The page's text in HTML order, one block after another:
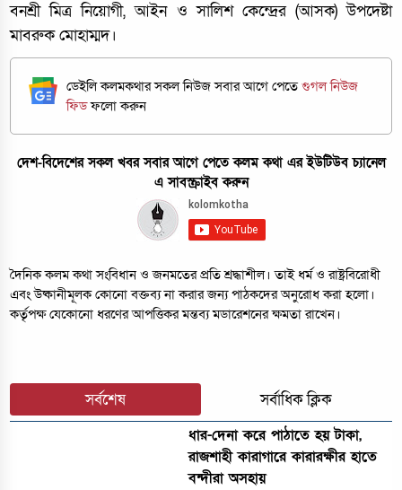
বনশ্রী মিত্র নিয়োগী, আইন ও সালিশ কেন্দ্রের (আসক) উপদেষ্টা
মাবরুক মোহাম্মদ।
ডেইলি কলমকথার সকল নিউজ সবার আগে পেতেগুগল নিউজ
ফিডফলো করুন
দেশ-বিদেশের সকল খবর সবার আগে পেতে কলম কথা এর ইউটিউব চ্যানেল
এ সাবস্ক্রাইব করুন
দৈনিক কলম কথা সংবিধান ও জনমতের প্রতি শ্রদ্ধাশীল। তাই ধর্ম ও রাষ্ট্রবিরোধী
এবং উষ্কানীমূলক কোনো বক্তব্য না করার জন্য পাঠকদের অনুরোধ করা হলো।
কর্তৃপক্ষ যেকোনো ধরণের আপত্তিকর মন্তব্য মডারেশনের ক্ষমতা রাখেন।
সর্বশেষ সর্বাধিক ক্লিক
ধার-দেনা করে পাঠাতে হয় টাকা,
রাজশাহী কারাগারে কারারক্ষীর হাতে
বন্দীরা অসহায়